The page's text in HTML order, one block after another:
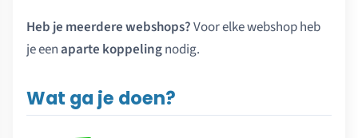
Heb je meerdere webshops?Voor elke webshop heb
je eenaparte koppelingnodig.
Wat ga je doen?